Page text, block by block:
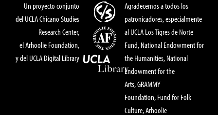
Un proyecto conjunto
del UCLA Chicano Studies
Research Center,
el Arhoolie Foundation,
y del UCLA Digital Library
Agradecemos a todos los
patronicadores, especialmente
al UCLA Los Tigres de Norte
Fund, National Endowment for
the Humanities, National
Endowment for the
Arts, GRAMMY
Foundation, Fund for Folk
Culture, Arhoolie